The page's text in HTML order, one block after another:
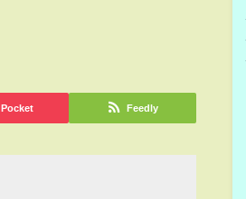
Pocket Feedly